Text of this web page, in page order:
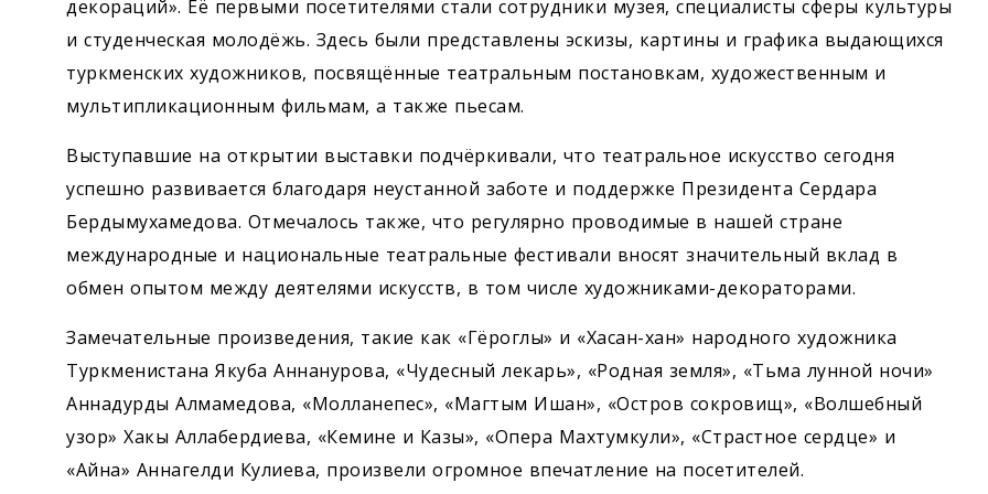
декораций». Её первыми посетителями стали сотрудники музея, специалисты сферы культуры
и студенческая молодёжь. Здесь были представлены эскизы, картины и графика выдающихся
туркменских художников, посвящённые театральным постановкам, художественным и
мультипликационным фильмам, а также пьесам.
Выступавшие на открытии выставки подчёркивали, что театральное искусство сегодня
успешно развивается благодаря неустанной заботе и поддержке Президента Сердара
Бердымухамедова. Отмечалось также, что регулярно проводимые в нашей стране
международные и национальные театральные фестивали вносят значительный вклад в
обмен опытом между деятелями искусств, в том числе художниками-декораторами.
Замечательные произведения, такие как «Гёроглы» и «Хасан-хан» народного художника
Туркменистана Якуба Аннанурова, «Чудесный лекарь», «Родная земля», «Тьма лунной ночи»
Аннадурды Алмамедова, «Молланепес», «Магтым Ишан», «Остров сокровищ», «Волшебный
узор» Хакы Аллабердиева, «Кемине и Казы», «Опера Махтумкули», «Страстное сердце» и
«Айна» Аннагелди Кулиева, произвели огромное впечатление на посетителей.